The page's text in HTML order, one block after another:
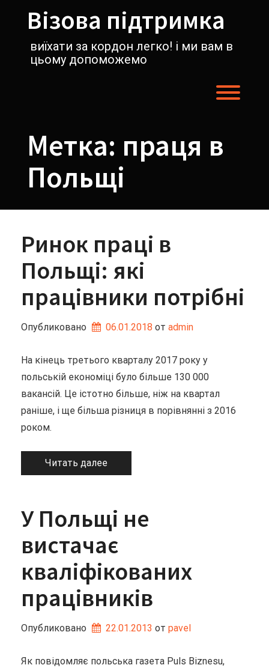
содержимомуВізова підтримка
виїхати за кордон легко! і ми вам в
цьому допоможемо
Метка: праця в
Польщі
Ринок праці в
Польщі: які
працівники потрібні
Опубликовано 06.01.2018 от admin
На кінець третього кварталу 2017 року у
польській економіці було більше 130 000
вакансій. Це істотно більше, ніж на квартал
раніше, і ще більша різниця в порівнянні з 2016
роком.
Читать далее
У Польщі не
вистачає
кваліфікованих
працівників
Опубликовано 22.01.2013 от pavel
Як повідомляє польська газета Puls Biznesu,